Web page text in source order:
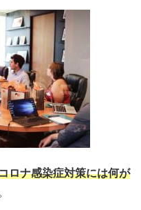
ロナ感染症対策には何が